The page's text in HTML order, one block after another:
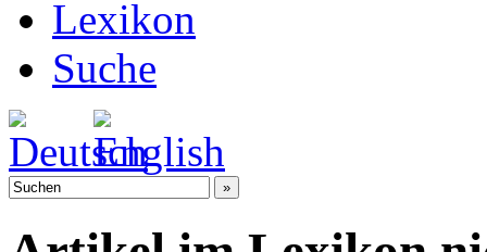
Lexikon
Suche